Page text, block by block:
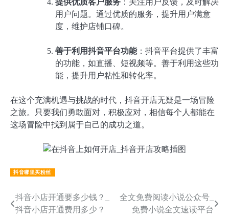
提供优质客户服务 ：关注用户反馈，及时解决
用户问题。通过优质的服务，提升用户满意
度，维护店铺口碑。
善于利用抖音平台功能：抖音平台提供了丰富
的功能，如直播、短视频等。善于利用这些功
能，提升用户粘性和转化率。
在这个充满机遇与挑战的时代，抖音开店无疑是一场冒险
之旅。只要我们勇敢面对，积极应对，相信每个人都能在
这场冒险中找到属于自己的成功之道。
抖音哪里买粉丝
文抖音小店开通要多少钱？_
抖音小店开通费用多少？
全文免费阅读小说公众号_
免费小说全文速读平台